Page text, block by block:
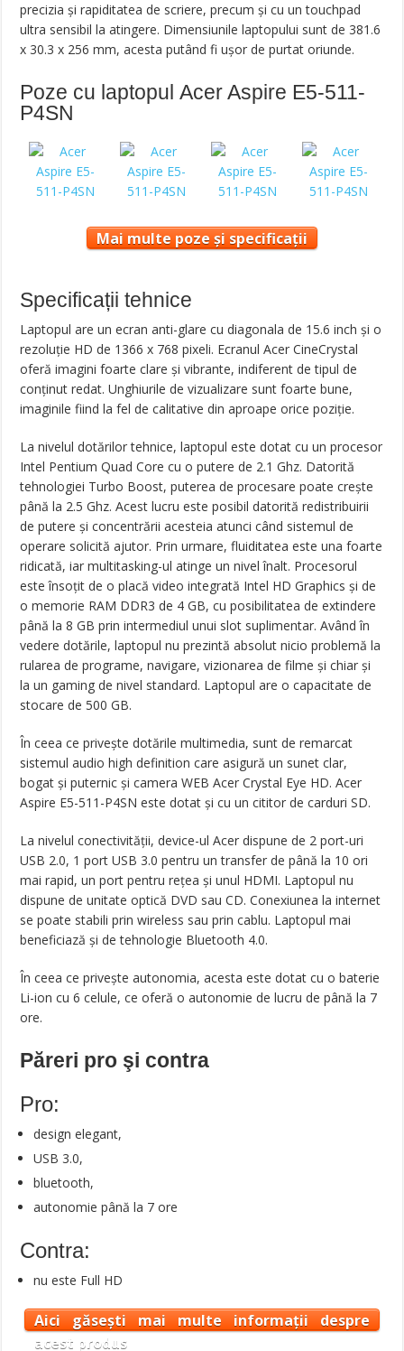
precizia și rapiditatea de scriere, precum și cu un touchpad
ultra sensibil la atingere. Dimensiunile laptopului sunt de 381.6
x 30.3 x 256 mm, acesta putând fi ușor de purtat oriunde.
Poze cu laptopul Acer Aspire E5-511-
P4SN
Mai multe poze și specificații
Specificații tehnice
Laptopul are un ecran anti-glare cu diagonala de 15.6 inch și o
rezoluție HD de 1366 x 768 pixeli. Ecranul Acer CineCrystal
oferă imagini foarte clare și vibrante, indiferent de tipul de
conținut redat. Unghiurile de vizualizare sunt foarte bune,
imaginile fiind la fel de calitative din aproape orice poziție.
La nivelul dotărilor tehnice, laptopul este dotat cu un procesor
Intel Pentium Quad Core cu o putere de 2.1 Ghz. Datorită
tehnologiei Turbo Boost, puterea de procesare poate crește
până la 2.5 Ghz. Acest lucru este posibil datorită redistribuirii
de putere și concentrării acesteia atunci când sistemul de
operare solicită ajutor. Prin urmare, fluiditatea este una foarte
ridicată, iar multitasking-ul atinge un nivel înalt. Procesorul
este însoțit de o placă video integrată Intel HD Graphics și de
o memorie RAM DDR3 de 4 GB, cu posibilitatea de extindere
până la 8 GB prin intermediul unui slot suplimentar. Având în
vedere dotările, laptopul nu prezintă absolut nicio problemă la
rularea de programe, navigare, vizionarea de filme și chiar și
la un gaming de nivel standard. Laptopul are o capacitate de
stocare de 500 GB.
În ceea ce privește dotările multimedia, sunt de remarcat
sistemul audio high definition care asigură un sunet clar,
bogat și puternic și camera WEB Acer Crystal Eye HD. Acer
Aspire E5-511-P4SN este dotat și cu un cititor de carduri SD.
La nivelul conectivității, device-ul Acer dispune de 2 port-uri
USB 2.0, 1 port USB 3.0 pentru un transfer de până la 10 ori
mai rapid, un port pentru rețea și unul HDMI. Laptopul nu
dispune de unitate optică DVD sau CD. Conexiunea la internet
se poate stabili prin wireless sau prin cablu. Laptopul mai
beneficiază și de tehnologie Bluetooth 4.0.
În ceea ce privește autonomia, acesta este dotat cu o baterie
Li-ion cu 6 celule, ce oferă o autonomie de lucru de până la 7
ore.
Păreri pro şi contra
Pro:
design elegant,
USB 3.0,
bluetooth,
autonomie până la 7 ore
Contra:
nu este Full HD
Aici găsești mai multe informații despre
acest produs